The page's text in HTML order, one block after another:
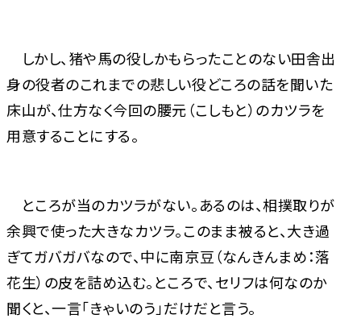
しかし、猪や馬の役しかもらったことのない田舎出
身の役者のこれまでの悲しい役どころの話を聞いた
床山が、仕方なく今回の腰元（こしもと）のカツラを
用意することにする。
ところが当のカツラがない。あるのは、相撲取りが
余興で使った大きなカツラ。このまま被ると、大き過
ぎてガバガバなので、中に南京豆（なんきんまめ：落
花生）の皮を詰め込む。ところで、セリフは何なのか
聞くと、一言「きゃいのう」だけだと言う。